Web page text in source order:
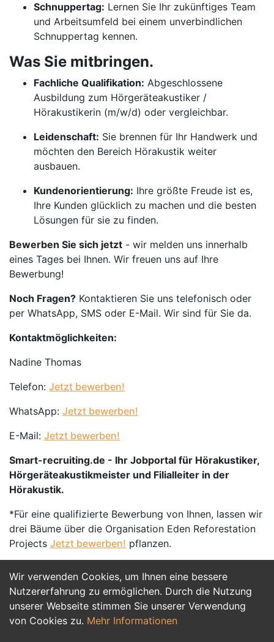
Wir verwenden Cookies, um Ihnen eine bessere
Nutzererfahrung zu ermöglichen. Durch die Nutzung
unserer Webseite stimmen Sie unserer Verwendung
von Cookies zu. Mehr Informationen
Schnuppertag: Lernen Sie Ihr zukünftiges Team
und Arbeitsumfeld bei einem unverbindlichen
Schnuppertag kennen.
Was Sie mitbringen.
Fachliche Qualifikation: Abgeschlossene
Ausbildung zum Hörgeräteakustiker /
Hörakustikerin (m/w/d) oder vergleichbar.
Leidenschaft: Sie brennen für Ihr Handwerk und
möchten den Bereich Hörakustik weiter
ausbauen.
Kundenorientierung: Ihre größte Freude ist es,
Ihre Kunden glücklich zu machen und die besten
Lösungen für sie zu finden.
Bewerben Sie sich jetzt - wir melden uns innerhalb
eines Tages bei Ihnen. Wir freuen uns auf Ihre
Bewerbung!
Noch Fragen? Kontaktieren Sie uns telefonisch oder
per WhatsApp, SMS oder E-Mail. Wir sind für Sie da.
Kontaktmöglichkeiten:
Nadine Thomas
Telefon: Jetzt bewerben!
WhatsApp: Jetzt bewerben!
E-Mail: Jetzt bewerben!
Smart-recruiting.de - Ihr Jobportal für Hörakustiker,
Hörgeräteakustikmeister und Filialleiter in der
Hörakustik.
*Für eine qualifizierte Bewerbung von Ihnen, lassen wir
drei Bäume über die Organisation Eden Reforestation
Projects Jetzt bewerben! pflanzen.
Jetzt Bewerben